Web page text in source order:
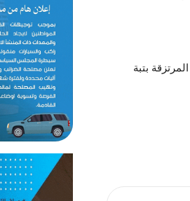
بتبة